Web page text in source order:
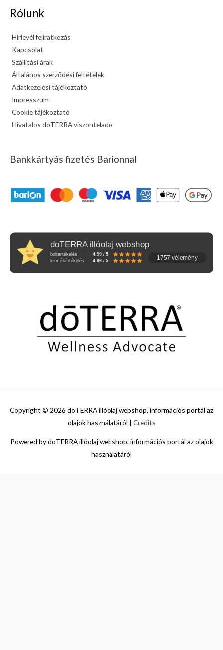
Rólunk
Hírlevél feliratkozás
Kapcsolat
Szállítási árak
Általános szerződési feltételek
Adatkezelési tájékoztató
Impresszum
Cookie tájékoztató
Hivatalos doTERRA viszonteladó
Bankkártyás fizetés Barionnal
doTERRA illóolaj webshop
boltértékelés
4.99 / 5
termékértékelés
4.96 / 5 1757 vélemény
Copyright © 2026 doTERRA illóolaj webshop, információs portál az
olajok használatáról | Credits
Powered bydoTERRA illóolaj webshop, információs portál az olajok
használatáról